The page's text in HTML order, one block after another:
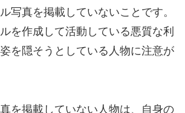
写真を掲載していないことです。
を作成して活動している悪質な利
を隠そうとしている人物に注意が
を掲載していない人物は、自身の